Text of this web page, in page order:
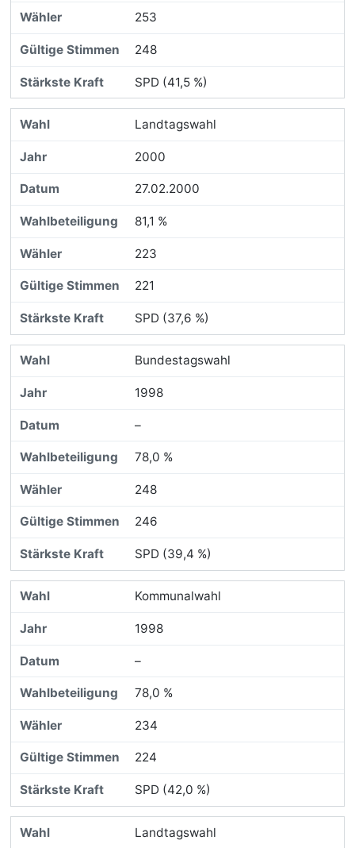
253
248
SPD (41,5 %)
Landtagswahl
2000
27.02.2000
81,1 %
223
221
SPD (37,6 %)
Bundestagswahl
1998
–
78,0 %
248
246
SPD (39,4 %)
Kommunalwahl
1998
–
78,0 %
234
224
SPD (42,0 %)
Landtagswahl